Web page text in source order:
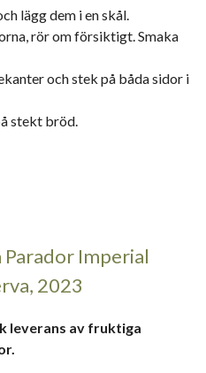
lägg dem i en skål.
rör om försiktigt. Smaka
och stek på båda sidor i
stekt bröd.
Parador Imperial
2023
leverans av fruktiga